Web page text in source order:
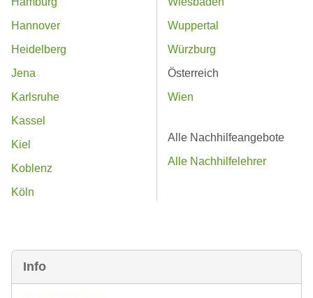
Info
Hannover
Heidelberg
Jena
Karlsruhe
Kassel
Kiel
Koblenz
Köln
Wuppertal
Würzburg
Österreich
Wien
Alle Nachhilfeangebote
Alle Nachhilfelehrer